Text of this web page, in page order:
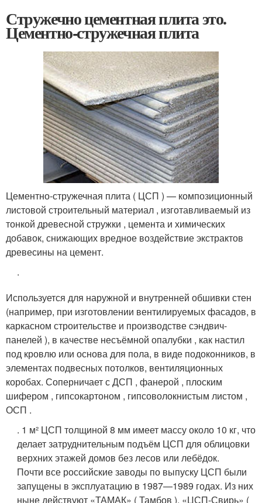
Стружечно цементная плита это.
Цементно-стружечная плита
Цементно-стружечная плита ( ЦСП ) — композиционный
листовой строительный материал , изготавливаемый из
тонкой древесной стружки , цемента и химических
добавок, снижающих вредное воздействие экстрактов
древесины на цемент.
.
Используется для наружной и внутренней обшивки стен
(например, при изготовлении вентилируемых фасадов, в
каркасном строительстве и производстве сэндвич-
панелей ), в качестве несъёмной опалубки , как настил
под кровлю или основа для пола, в виде подоконников, в
элементах подвесных потолков, вентиляционных
коробах. Соперничает с ДСП , фанерой , плоским
шифером , гипсокартоном , гипсоволокнистым листом ,
ОСП .
. 1 м² ЦСП толщиной 8 мм имеет массу около 10 кг, что
делает затруднительным подъём ЦСП для облицовки
верхних этажей домов без лесов или лебёдок.
Почти все российские заводы по выпуску ЦСП были
запущены в эксплуатацию в 1987—1989 годах. Из них
ныне действуют «ТАМАК» ( Тамбов ), «ЦСП-Свирь» (